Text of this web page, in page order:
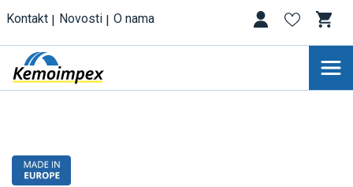
Kontakt Novosti O nama